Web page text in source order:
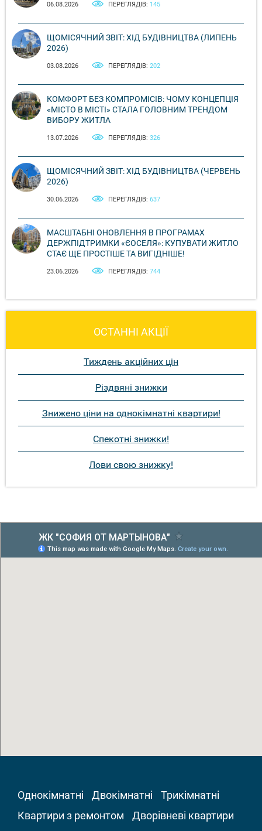
06.08.2026 ПЕРЕГЛЯДІВ: 145
ЩОМІСЯЧНИЙ ЗВІТ: ХІД БУДІВНИЦТВА (ЛИПЕНЬ
2026)
03.08.2026 ПЕРЕГЛЯДІВ: 202
КОМФОРТ БЕЗ КОМПРОМІСІВ: ЧОМУ КОНЦЕПЦІЯ
«МІСТО В МІСТІ» СТАЛА ГОЛОВНИМ ТРЕНДОМ
ВИБОРУ ЖИТЛА
13.07.2026 ПЕРЕГЛЯДІВ: 326
ЩОМІСЯЧНИЙ ЗВІТ: ХІД БУДІВНИЦТВА (ЧЕРВЕНЬ
2026)
30.06.2026 ПЕРЕГЛЯДІВ: 637
МАСШТАБНІ ОНОВЛЕННЯ В ПРОГРАМАХ
ДЕРЖПІДТРИМКИ «ЄОСЕЛЯ»: КУПУВАТИ ЖИТЛО
СТАЄ ЩЕ ПРОСТІШЕ ТА ВИГІДНІШЕ!
23.06.2026 ПЕРЕГЛЯДІВ: 744
ОСТАННІ АКЦІЇ
Тиждень акційних цін
Різдвяні знижки
Знижено ціни на однокімнатні квартири!
Спекотні знижки!
Лови свою знижку!
Однокімнатні Двокімнатні
Трикімнатні
Квартири з ремонтом
Дворівневі квартири